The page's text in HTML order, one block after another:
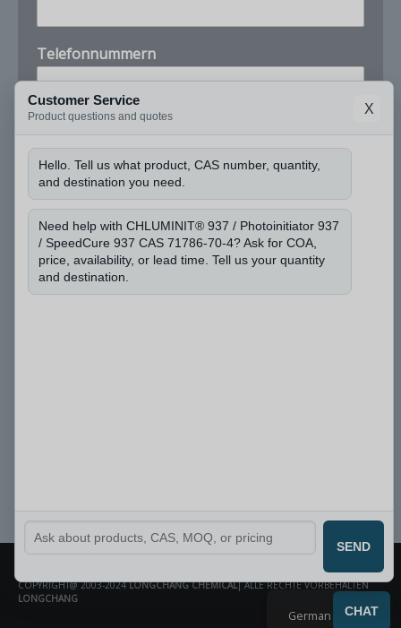
i
c
h
u
n
d
Telefonnummern
Unternehmen
Darf ich die CAS-Nummer erfahren und wie viel
Menge Sie benötigen?*
COPYRIGHT@ 2003-2024LONGCHANG CHEMICAL| ALLE RECHTE VORBEHALTEN
LONGCHANG
German
Customer Service
Product questions and quotes
X
Hello. Tell us what product, CAS number, quantity,
and destination you need.
Need help with CHLUMINIT® 937 / Photoinitiator 937
/ SpeedCure 937 CAS 71786-70-4? Ask for COA,
price, availability, or lead time. Tell us your quantity
and destination.
SEND
CHAT